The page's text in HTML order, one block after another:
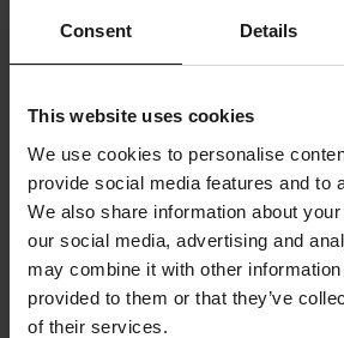
Consent Details
This website uses cookies
We use cookies to personalise
provide social media features and to
We also share information about
our social media, advertising and
may combine it with other information
provided to them or that they’ve
of their services.
Volym: 1L
Oljan uppfyller API TC / JASO FB FC
Fri frakt över 1500kr*
innan du slutför din beställning. *Fri frakt
60 dagars returrätt*
Du har rätt att returnera din beställning
Returavgifter tillkommer. *Rätten att
produkter som är personaliserade eller
Se vår
Kundvård-sida
Skicka
Visa alla våra produkter från A9 Racing
1199 kr -63%
3199 kr
8230 Recensioner
24MX Easy-Up Depåtält
med väggar Svart
749 kr -48%
670 Recensioner
Raven Airborne
Crosshjälm